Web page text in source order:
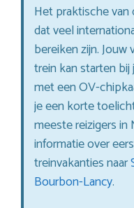
Het praktische
dat veel
bereiken zijn. Jouw
trein kan starten
met een OV-
je een korte
meeste reizigers
informatie over
treinvakanties naar
Bourbon-Lancy.